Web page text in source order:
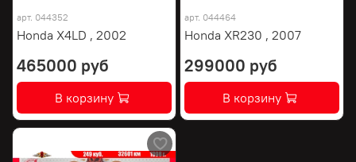
арт. 044352
Honda X4LD , 2002
465000 руб
В корзину
арт. 044464
Honda XR230 , 2007
299000 руб
В корзину